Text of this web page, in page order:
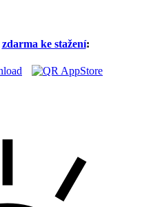
zdarma ke stažení: